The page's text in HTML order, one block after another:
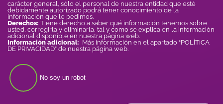
carácter general, sólo el personal de nuestra entidad que esté
debidamente autorizado podrá tener conocimiento de la
información que le pedimos.
Derechos: Tiene derecho a saber qué información tenemos sobre
usted, corregirla y eliminarla, tal y como se explica en la información
adicional disponible en nuestra página web.
Información adicional: Más información en el apartado “POLÍTICA
DE PRIVACIDAD” de nuestra página web.
No soy un robot